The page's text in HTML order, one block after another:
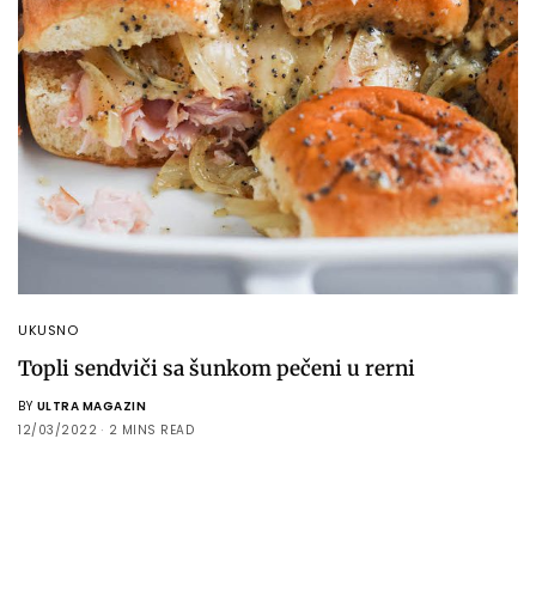
UKUSNO
Topli sendviči sa šunkom pečeni u rerni
BY ULTRA MAGAZIN
12/03/2022
2 MINS READ